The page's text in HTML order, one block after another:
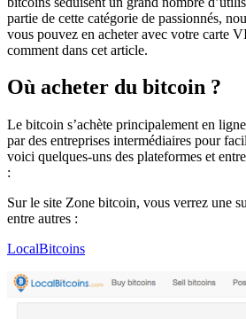
partie de cette catégorie de passionnés,
vous pouvez en acheter avec votre carte
comment dans cet article.
Où acheter du bitcoin ?
Le bitcoin s’achète principalement en
par des entreprises intermédiaires pour
voici quelques-uns des plateformes et
:
Sur le site Zone bitcoin, vous verrez une
entre autres :
LocalBitcoins